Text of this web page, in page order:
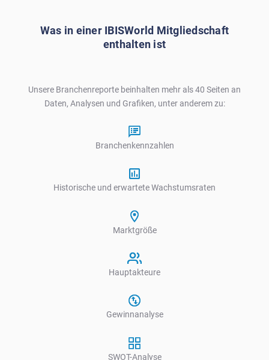
Was in einer IBISWorld Mitgliedschaft
enthalten ist
Unsere Branchenreporte beinhalten mehr als 40 Seiten an
Daten, Analysen und Grafiken, unter anderem zu:
Branchenkennzahlen
Historische und erwartete Wachstumsraten
Marktgröße
Hauptakteure
Gewinnanalyse
SWOT-Analyse